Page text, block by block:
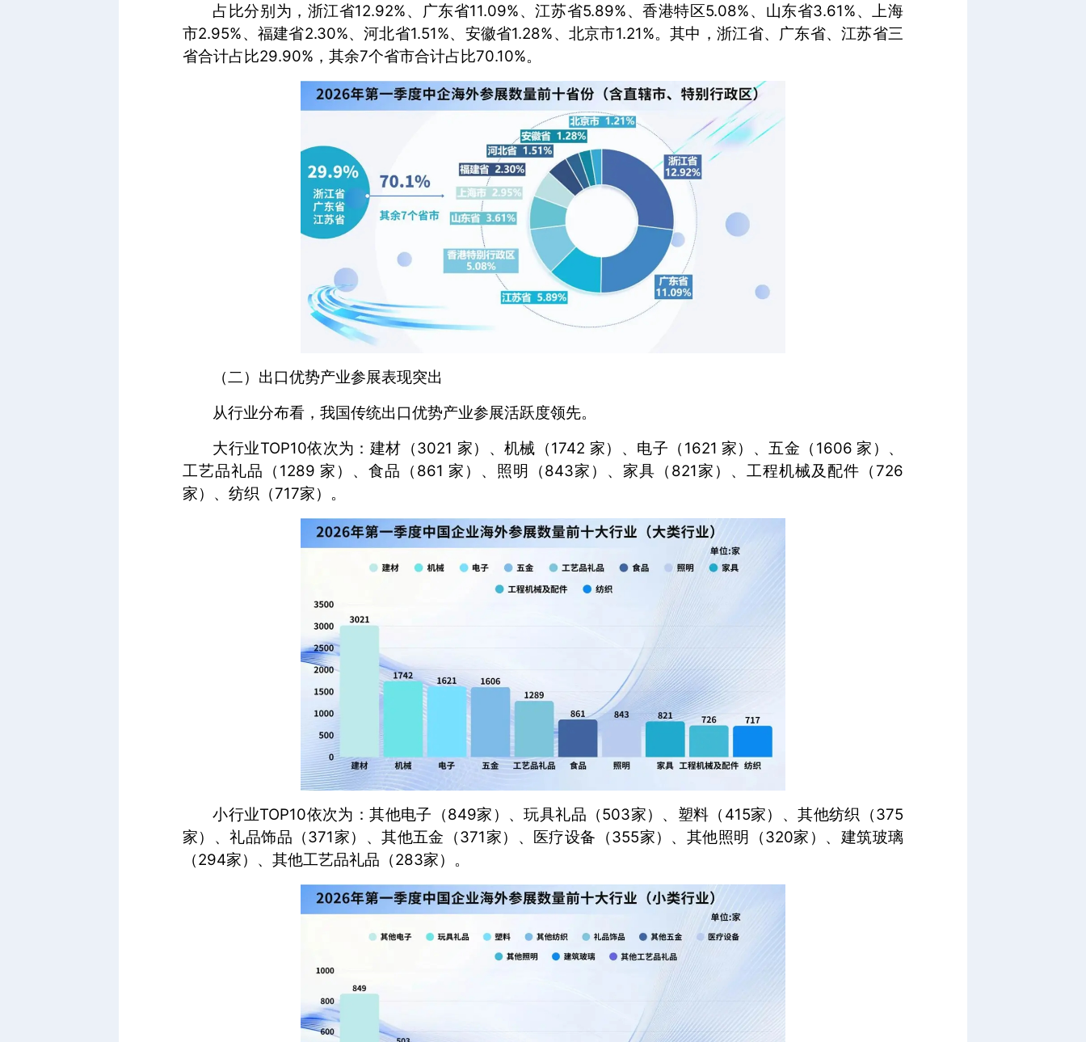
占比分别为，浙江省12.92%、广东省11.09%、江苏省5.89%、香港特区5.08%、山东省3.61%、上海
市2.95%、福建省2.30%、河北省1.51%、安徽省1.28%、北京市1.21%。其中，浙江省、广东省、江苏省三
省合计占比29.90%，其余7个省市合计占比70.10%。
（二）出口优势产业参展表现突出
从行业分布看，我国传统出口优势产业参展活跃度领先。
大行业TOP10依次为：建材（3021 家）、机械（1742 家）、电子（1621 家）、五金（1606 家）、
工艺品礼品（1289 家）、食品（861 家）、照明（843家）、家具（821家）、工程机械及配件（726
家）、纺织（717家）。
小行业TOP10依次为：其他电子（849家）、玩具礼品（503家）、塑料（415家）、其他纺织（375
家）、礼品饰品（371家）、其他五金（371家）、医疗设备（355家）、其他照明（320家）、建筑玻璃
（294家）、其他工艺品礼品（283家）。